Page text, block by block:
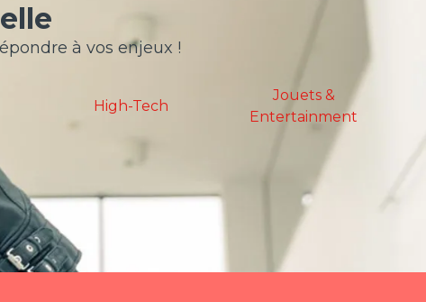
à vos enjeux !
Jouets &
Entertainment
Sport